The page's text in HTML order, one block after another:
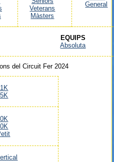
Veterans
Màsters
General
EQUIPS
Absoluta
del Circuit Fer 2024